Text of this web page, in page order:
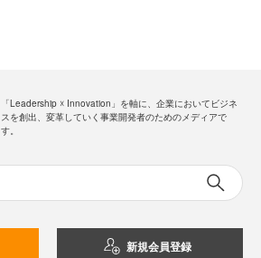
「Leadership ☓ Innovation」を軸に、企業においてビジネ
スを創出、変革していく事業開発者のためのメディアで
す。
新規会員登録